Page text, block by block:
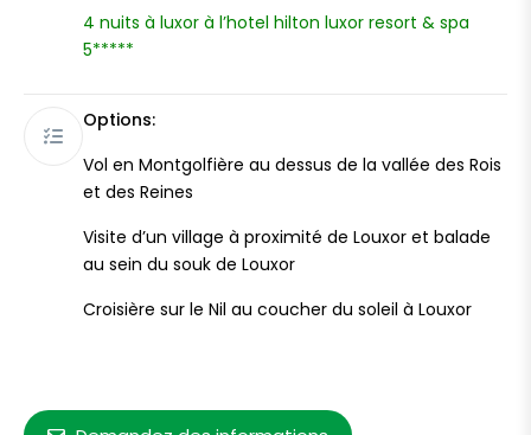
4 nuits à luxor à l’hotel hilton luxor resort & spa
5*****
Options:
Vol en Montgolfière au dessus de la vallée des Rois
et des Reines
Visite d’un village à proximité de Louxor et balade
au sein du souk de Louxor
Croisière sur le Nil au coucher du soleil à Louxor